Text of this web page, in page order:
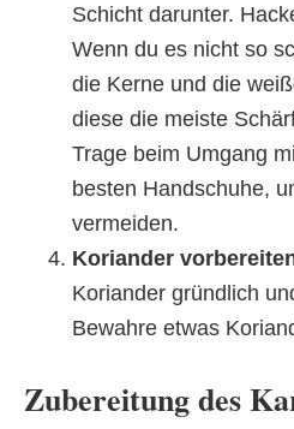
Schicht darunter.
Wenn du es nicht so
die Kerne und die
diese die meiste
Trage beim Umgang
besten Handschuhe,
vermeiden.
Koriander
Koriander gründlich
Bewahre etwas
Zubereitung des